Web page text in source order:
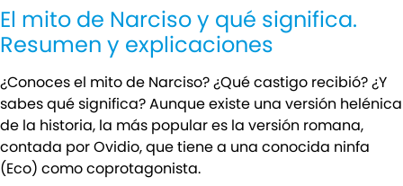
El mito de Narciso y qué significa.
Resumen y explicaciones
¿Conoces el mito de Narciso? ¿Qué castigo recibió? ¿Y
sabes qué significa? Aunque existe una versión helénica
de la historia, la más popular es la versión romana,
contada por Ovidio, que tiene a una conocida ninfa
(Eco) como coprotagonista.